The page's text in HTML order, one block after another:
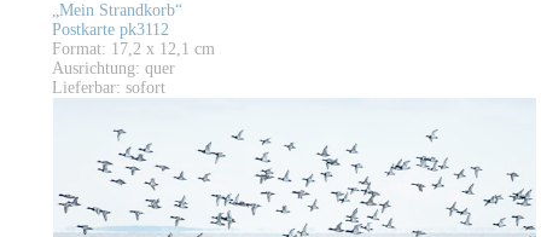
„Mein Strandkorb“
Postkarte pk3112
Format: 17,2 x 12,1 cm
Ausrichtung: quer
Lieferbar: sofort